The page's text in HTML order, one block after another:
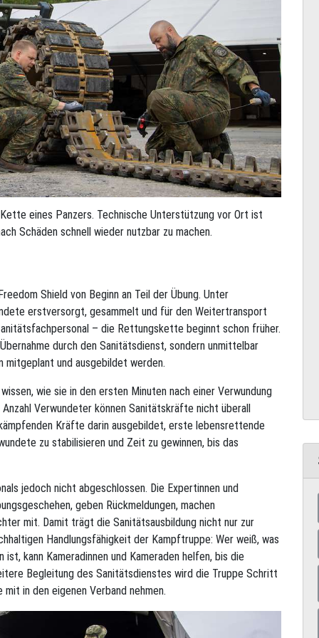
eines Panzers. Technische Unterstützung vor Ort ist
Schäden schnell wieder nutzbar zu machen.
Shield von Beginn an Teil der Übung. Unter
erstversorgt, gesammelt und für den Weitertransport
– die Rettungskette beginnt schon früher.
durch den Sanitätsdienst, sondern unmittelbar
mitgeplant und ausgebildet werden.
wie sie in den ersten Minuten nach einer Verwundung
Verwundeter können Sanitätskräfte nicht überall
Kräfte darin ausgebildet, erste lebensrettende
zu stabilisieren und Zeit zu gewinnen, bis das
jedoch nicht abgeschlossen. Die Expertinnen und
geben Rückmeldungen, machen
mit. Damit trägt die Sanitätsausbildung nicht nur zur
Handlungsfähigkeit der Kampftruppe: Wer weiß, was
kann Kameradinnen und Kameraden helfen, bis die
Begleitung des Sanitätsdienstes wird die Truppe Schritt
in den eigenen Verband nehmen.